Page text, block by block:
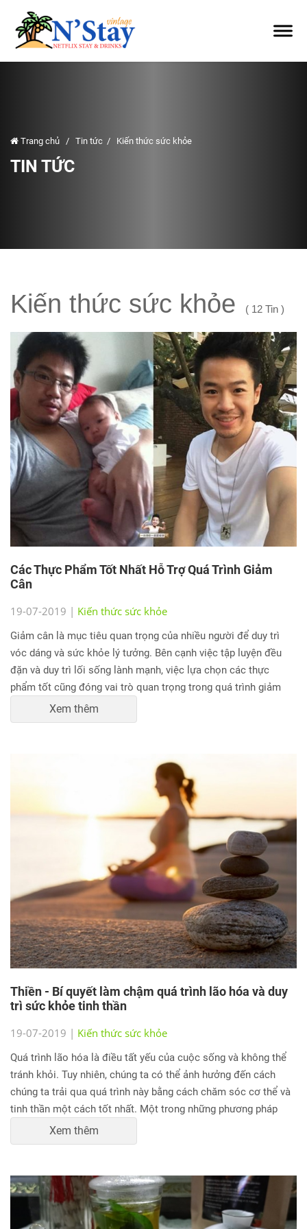
Trang chủ / Tin tức / Kiến thức sức khỏe
TIN TỨC
Kiến thức sức khỏe ( 12 Tin )
Các Thực Phẩm Tốt Nhất Hỗ Trợ Quá Trình Giảm
Cân
19-07-2019 | Kiến thức sức khỏe
Giảm cân là mục tiêu quan trọng của nhiều người để duy trì
vóc dáng và sức khỏe lý tưởng. Bên cạnh việc tập luyện đều
đặn và duy trì lối sống lành mạnh, việc lựa chọn các thực
phẩm tốt cũng đóng vai trò quan trọng trong quá trình giảm
cân. Trong bài viết này, chúng ta sẽ tìm hiểu về các thực phẩm
tốt nhất hỗ trợ quá trình giảm cân.
Xem thêm
Thiền - Bí quyết làm chậm quá trình lão hóa và duy
trì sức khỏe tinh thần
19-07-2019 | Kiến thức sức khỏe
Quá trình lão hóa là điều tất yếu của cuộc sống và không thể
tránh khỏi. Tuy nhiên, chúng ta có thể ảnh hưởng đến cách
chúng ta trải qua quá trình này bằng cách chăm sóc cơ thể và
tinh thần một cách tốt nhất. Một trong những phương pháp
hữu ích để làm chậm quá trình lão hóa và duy trì sức khỏe tinh
thần là thiền. Trong bài viết này, chúng ta sẽ tìm hiểu về cách
ích cho sức khỏe toàn diện.
Xem thêm